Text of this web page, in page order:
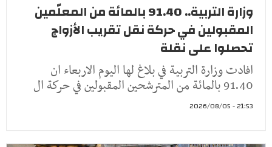
وزارة التربية.. 91.40 بالمائة من المعلّمين
المقبولين في حركة نقل تقريب الأزواج
تحصلوا على نقلة
افادت وزارة التربية في بلاغ لها اليوم الاربعاء ان
91.40 بالمائة من المترشحين المقبولين في حركة ال
21:53 - 2026/08/05